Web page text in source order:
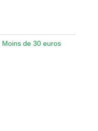
Moins de 30 euros